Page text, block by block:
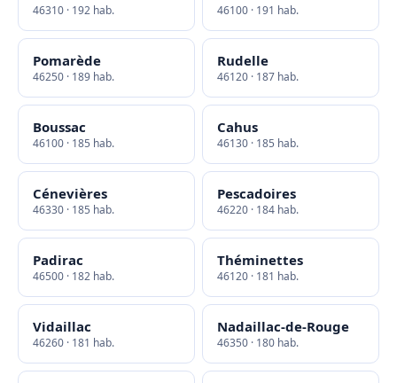
46310 · 192 hab. 46100 · 191 hab.
Pomarède
46250 · 189 hab.
Rudelle
46120 · 187 hab.
Boussac
46100 · 185 hab.
Cahus
46130 · 185 hab.
Cénevières
46330 · 185 hab.
Pescadoires
46220 · 184 hab.
Padirac
46500 · 182 hab.
Théminettes
46120 · 181 hab.
Vidaillac
46260 · 181 hab.
Nadaillac-de-Rouge
46350 · 180 hab.